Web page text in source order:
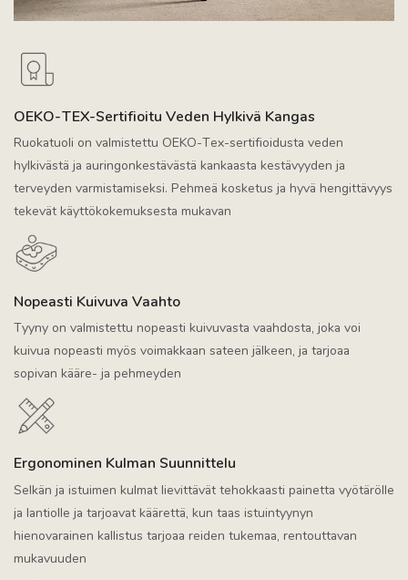
OEKO-TEX-Sertifioitu Veden Hylkivä Kangas
Ruokatuoli on valmistettu OEKO-Tex-sertifioidusta veden
hylkivästä ja auringonkestävästä kankaasta kestävyyden ja
terveyden varmistamiseksi. Pehmeä kosketus ja hyvä hengittävyys
tekevät käyttökokemuksesta mukavan
Nopeasti Kuivuva Vaahto
Tyyny on valmistettu nopeasti kuivuvasta vaahdosta, joka voi
kuivua nopeasti myös voimakkaan sateen jälkeen, ja tarjoaa
sopivan kääre- ja pehmeyden
Ergonominen Kulman Suunnittelu
Selkän ja istuimen kulmat lievittävät tehokkaasti painetta vyötärölle
ja lantiolle ja tarjoavat käärettä, kun taas istuintyynyn
hienovarainen kallistus tarjoaa reiden tukemaa, rentouttavan
mukavuuden